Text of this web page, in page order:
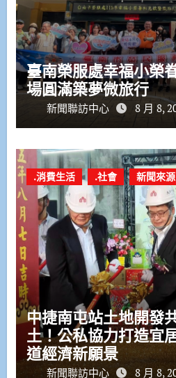
臺南榮服處幸福小榮
場圓滿築夢微旅行
新聞聯訪中心 8 月 8,
.消費生活 .社會 新聞來
中捷南屯站土地開發
土！公私協力打造宜
道經濟新願景
新聞聯訪中心 8 月 8,